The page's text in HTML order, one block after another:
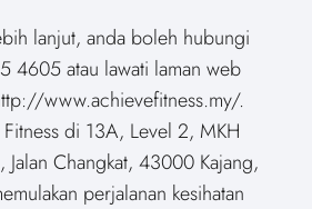
lanjut, anda boleh hubungi
4605 atau lawati laman web
www.achievefitness.my/.
di 13A, Level 2, MKH
Jalan Changkat, 43000 Kajang,
perjalanan kesihatan